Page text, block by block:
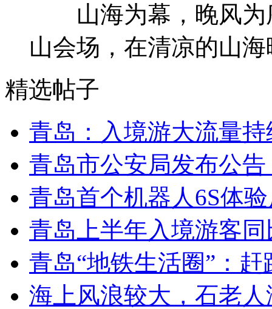
山海为幕，晚风为
山会场，在清凉的山
精选帖子
青岛：入境游大流量
青岛市公安局发布公
青岛首个机器人6S体
青岛上半年入境游客同
青岛“地铁生活圈”：赶
海上风浪较大，石老